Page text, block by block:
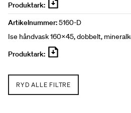
Produktark:
Artikelnummer:5160-D
Ise håndvask 160x45, dobbelt,
Produktark:
RYD ALLE FILTRE